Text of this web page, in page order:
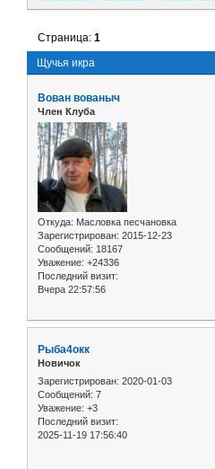
Щучья икра
Страница:1
Вован вованыч
Член Клуба
Откуда: Масловка песчановка
Зарегистрирован: 2015-12-23
Сообщений: 18167
Уважение: +24336
Последний визит:
Вчера 22:57:56
Рыба4окк
Новичок
Зарегистрирован: 2020-01-03
Сообщений: 7
Уважение: +3
Последний визит:
2025-11-19 17:56:40